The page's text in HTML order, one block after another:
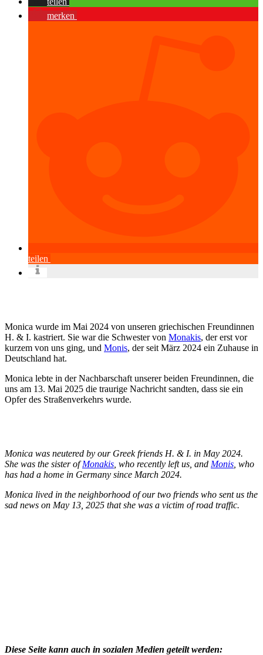
merken
teilen
Monica wurde im Mai 2024 von unseren griechischen Freundinnen
H. & I. kastriert. Sie war die Schwester von Monakis, der erst vor
kurzem von uns ging, und Monis, der seit März 2024 ein Zuhause in
Deutschland hat.
Monica lebte in der Nachbarschaft unserer beiden Freundinnen, die
uns am 13. Mai 2025 die traurige Nachricht sandten, dass sie ein
Opfer des Straßenverkehrs wurde.
Monica was neutered by our Greek friends H. & I. in May 2024.
She was the sister ofMonakis , who recently left us, and Monis , who
has had a home in Germany since March 2024.
Monica lived in the neighborhood of our two friends who sent us the
sad news on May 13, 2025 that she was a victim of road traffic.
Diese Seite kann auch in sozialen Medien geteilt werden: